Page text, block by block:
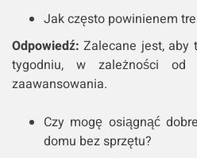
Jak często powinienem
Odpowiedź: Zalecane jest, aby
tygodniu, w zależności
zaawansowania.
Czy mogę osiągnąć
domu bez sprzętu?